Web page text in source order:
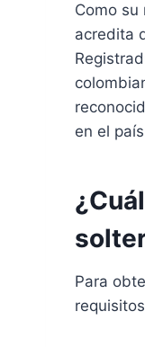
Como
acredita
en el
Para